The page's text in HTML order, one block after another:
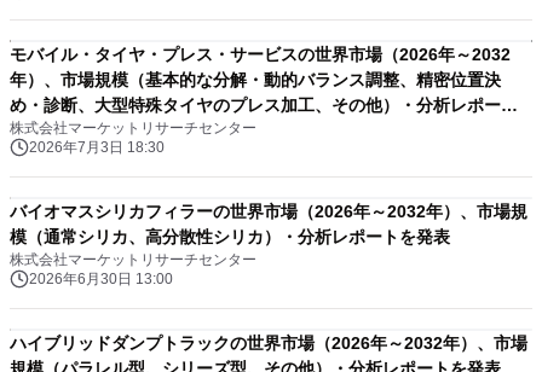
モバイル・タイヤ・プレス・サービスの世界市場（2026年～2032
年）、市場規模（基本的な分解・動的バランス調整、精密位置決
め・診断、大型特殊タイヤのプレス加工、その他）・分析レポート
を発表
株式会社マーケットリサーチセンター
2026年7月3日 18:30
バイオマスシリカフィラーの世界市場（2026年～2032年）、市場規
模（通常シリカ、高分散性シリカ）・分析レポートを発表
株式会社マーケットリサーチセンター
2026年6月30日 13:00
ハイブリッドダンプトラックの世界市場（2026年～2032年）、市場